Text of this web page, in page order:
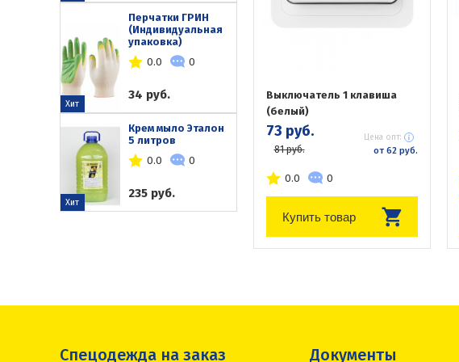
Перчатки ГРИН
(Индивидуальная
упаковка)
0.0
0
34 руб.
Хит
Крем мыло Эталон
5 литров
0.0
0
235 руб.
Хит
Выключатель 1 клавиша
(белый)
73 руб.
81 руб.
Цена опт:
от 62 руб.
0.0 0
Купить товар
Спецодежда на заказ Документы